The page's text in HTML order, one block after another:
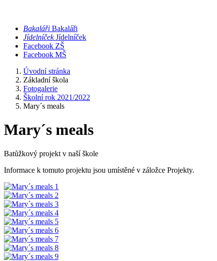
Bakaláři Bakaláři
Jídelníček Jídelníček
Facebook ZŠ
Facebook MŠ
Úvodní stránka
Základní škola
Fotogalerie
Školní rok 2021/2022
Mary´s meals
Mary´s meals
Batůžkový projekt v naší škole
Informace k tomuto projektu jsou umístěné v záložce Projekty.